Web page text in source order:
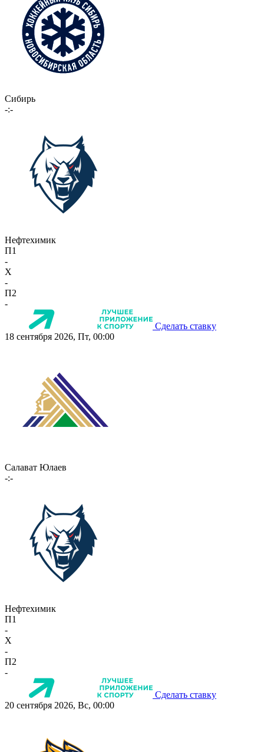
Сибирь
-:-
Нефтехимик
П1
-
X
-
П2
-
Сделать ставку
18 сентября 2026, Пт, 00:00
Салават Юлаев
-:-
Нефтехимик
П1
-
X
-
П2
-
Сделать ставку
20 сентября 2026, Вс, 00:00